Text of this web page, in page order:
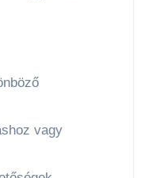
vagy